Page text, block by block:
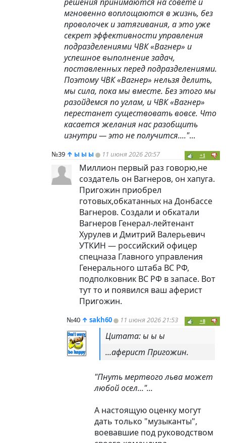
решения принимаются на совете и
мгновенно воплощаются в жизнь, без
проволочек и затягивания, а это уже
секрет эффективности управления
подразделениями ЧВК «Вагнер» и
успешное выполнение задач,
поставленных перед подразделениями.
Поэтому ЧВК «Вагнер» нельзя делить,
мы сила, пока мы вместе. Без этого мы
разойдемся по углам, и ЧВК «Вагнер»
перестанет существовать вовсе. Что
касается желания нас разобщить
изнутри — это не получится...."...
№39 ↑ ы ы ы 11 июня 2026 20:57 +1
Миллион первый раз говорю,не
создатель он Вагнеров, он хапуга.
Пригожин приобрел
готовых,обкатанных на Донбассе
Вагнеров. Создали и обкатали
Вагнеров Генерал-лейтенант
Хурулев и Дмитрий Валерьевич
УТКИН — российский офицер
спецназа Главного управления
Генерального штаба ВС РФ,
подполковник ВС РФ в запасе. Вот
тут то и появился ваш аферист
Пригожин.
№40 ↑ sakh60 11 июня 2026 21:53 +8
Цитата: ы ы ы
...аферист Пригожин.
"Пнуть мертвого льва может
любой осел..."...
А настоящую оценку могут
дать только "музыканты",
воевавшие под руководством